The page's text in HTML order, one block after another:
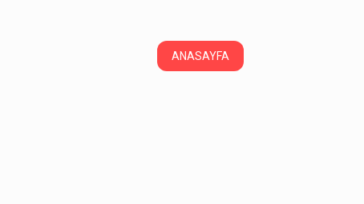
ANASAYFA